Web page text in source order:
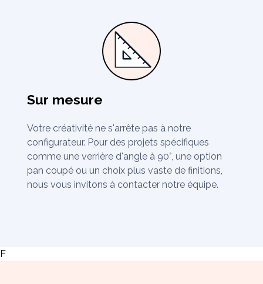
Sur mesure
Votre créativité ne s'arrête pas à notre
configurateur. Pour des projets spécifiques
comme une verrière d'angle à 90°, une option
pan coupé ou un choix plus vaste de finitions,
nous vous invitons à contacter notre équipe.
F